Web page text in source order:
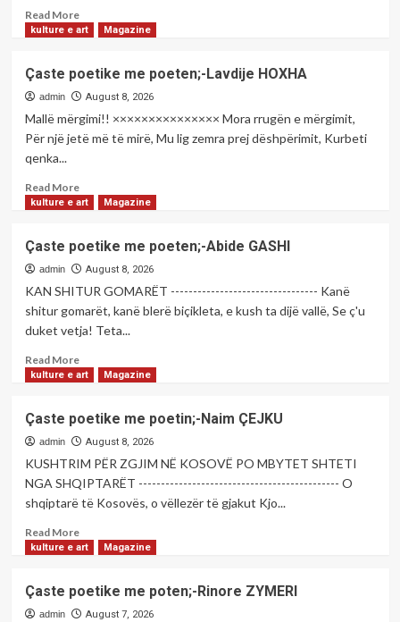
orë
NIMANI
Read MoreRead
more
poetike
me
poeten;-
Age
kulture e art Magazine
Çaste poetike me poeten;-Lavdije HOXHA
admin August 8, 2026
Mallë mërgimi!! ××××××××××××××× Mora rrugën e mërgimit,
Për një jetë më të mirë, Mu lig zemra prej dëshpërimit, Kurbeti
qenka...
Read MoreRead
more
poetike
me
poeten;-
Lavdije
HOXHA
kulture e art Magazine
Çaste poetike me poeten;-Abide GASHI
admin August 8, 2026
KAN SHITUR GOMARËT --------------------------------- Kanë
shitur gomarët, kanë blerë biçikleta, e kush ta dijë vallë, Se ç'u
duket vetja! Teta...
Read MoreRead
more
poetike
me
poeten;-
Abide
GASHI
kulture e art Magazine
Çaste poetike me poetin;-Naim ÇEJKU
admin August 8, 2026
KUSHTRIM PËR ZGJIM NË KOSOVË PO MBYTET SHTETI
NGA SHQIPTARËT --------------------------------------------- O
shqiptarë të Kosovës, o vëllezër të gjakut Kjo...
Read MoreRead
more
poetike
me
kulture e art Magazine
Çaste poetike me poten;-Rinore ZYMERI
admin August 7, 2026